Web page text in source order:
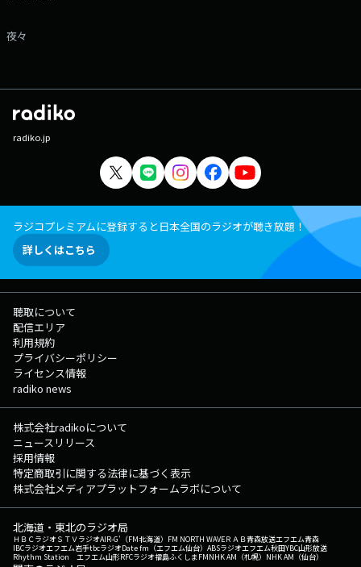
夜々
radiko.jp
ラジコプレミアムに登録すると日本全国のラジオが聴き放題！
詳しくはこちら
聴取について
配信エリア
利用規約
プライバシーポリシー
ライセンス情報
radiko news
株式会社radikoについて
ニュースリリース
採用情報
特定商取引に関する法律に基づく表示
株式会社メディアプラットフォームラボについて
北海道・東北のラジオ局
ＨＢＣラジオＳＴＶラジオAIR-G'（FM北海道） FM NORTH WAVEＲＡＢ青森放送エフエム青森
IBCラジオエフエム岩手tbcラジオDate fm（エフエム仙台） ABSラジオエフエム秋田YBC山形放送
Rhythm Station エフエム山形RFCラジオ福島ふくしまFMNHK AM（札幌） NHK AM（仙台）